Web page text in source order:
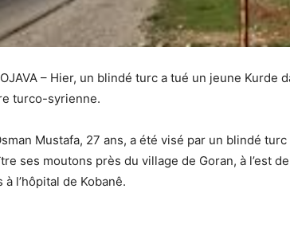
– Hier, un blindé turc a tué un jeune Kurde
turco-syrienne.
Mustafa, 27 ans, a été visé par un blindé
ses moutons près du village de Goran, à l’est
à l’hôpital de Kobanê.